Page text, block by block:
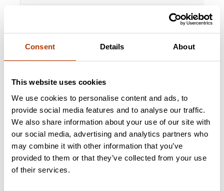
Consent Details About
This website uses cookies
We use cookies to personalise content and ads, to
provide social media features and to analyse our traffic.
We also share information about your use of our site with
our social media, advertising and analytics partners who
may combine it with other information that you’ve
provided to them or that they’ve collected from your use
of their services.
Microbank™ dry bead tubes, blue
PL.172/M
Microbank™ dry bead tubes, mixed colors
PL.169B/B-1
Microbank™ Freezer Storage Box, Blue
PL.170C/R
Microbank™- pärltuubid, punane
PL.170C/G
Microbank™- pärltuubid, roheline
PL.170C/M
Microbank™-pärlituubid, mix
TS80-WH
Protect Multi-purpose cryobeads white